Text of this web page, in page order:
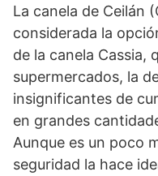
La canela de Ceilán
considerada la
de la canela Cassia,
supermercados, la
insignificantes de
en grandes
Aunque es un poco
seguridad la hace